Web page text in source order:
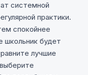
системной
практики.
спокойнее
школьник будет
лучшие